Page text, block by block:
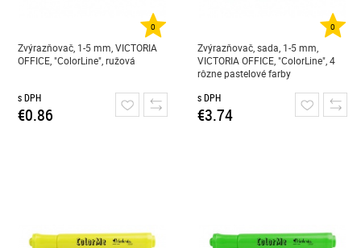
0
Zvýrazňovač, 1-5 mm, VICTORIA
OFFICE, "ColorLine", ružová
s DPH
€0.86
0
Zvýrazňovač, sada, 1-5 mm,
VICTORIA OFFICE, "ColorLine", 4
rôzne pastelové farby
s DPH
€3.74